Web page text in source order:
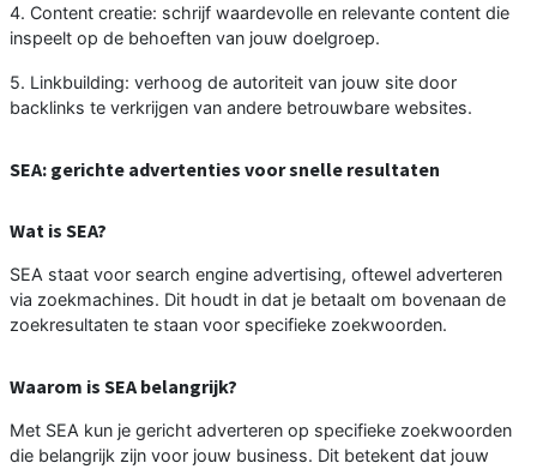
4. Content creatie: schrijf waardevolle en relevante content die
inspeelt op de behoeften van jouw doelgroep.
5. Linkbuilding: verhoog de autoriteit van jouw site door
backlinks te verkrijgen van andere betrouwbare websites.
SEA: gerichte advertenties voor snelle resultaten
Wat is SEA?
SEA staat voor search engine advertising, oftewel adverteren
via zoekmachines. Dit houdt in dat je betaalt om bovenaan de
zoekresultaten te staan voor specifieke zoekwoorden.
Waarom is SEA belangrijk?
Met SEA kun je gericht adverteren op specifieke zoekwoorden
die belangrijk zijn voor jouw business. Dit betekent dat jouw